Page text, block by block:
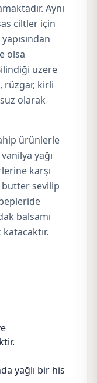
Aynı
ciltler için
olsa
üzere
rüzgar, kirli
olarak
ürünlerle
yağı
karşı
sevilip
balsamı
yağlı bir his